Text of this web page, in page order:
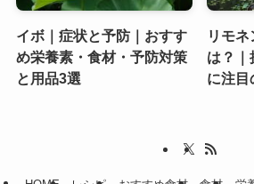
イボ｜症状と予防｜おすす
め栄養素・食材・予防対策
と用品3選
リモ
は？｜
に注目